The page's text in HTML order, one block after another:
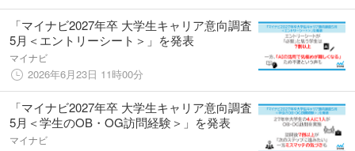
「マイナビ2027年卒 大学生キャリア意向調査
5月＜エントリーシート＞」を発表
マイナビ
2026年6月23日 11時00分
「マイナビ2027年卒 大学生キャリア意向調査
5月＜学生のOB・OG訪問経験＞」を発表
マイナビ